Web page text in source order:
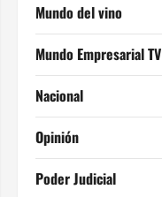
Mundo del vino
Mundo Empresarial TV
Nacional
Opinión
Poder Judicial